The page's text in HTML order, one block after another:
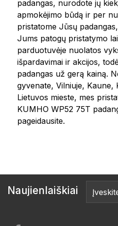
padangas, nurodote jų
apmokėjimo būdą ir per
pristatome Jūsų
Jums patogų pristatymo
parduotuvėje nuolatos
išpardavimai ir akcijos,
padangas už gerą kainą.
gyvenate, Vilniuje, Kaune,
Lietuvos mieste, mes
KUMHO WP52 75T
pageidausite.
Naujienlaiškiai